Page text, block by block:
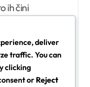
ih čini
izvedbu,
uživati u
Ova
posebno je
deliver
traffic. You can
clicking
orReject